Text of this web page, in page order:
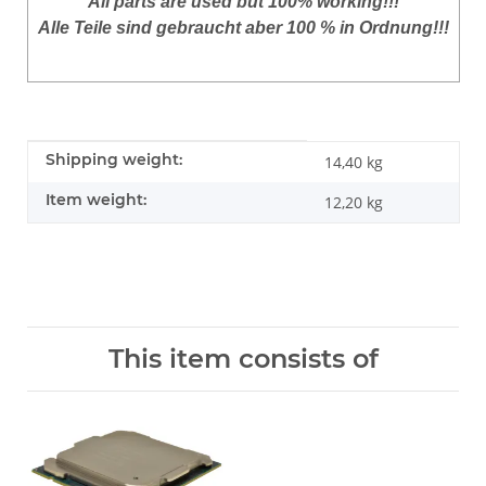
Alle Teile sind gebraucht aber 100 % in Ordnung!!!
Item information
Value
Shipping weight: 14,40 kg
Item weight: 12,20 kg
This item consists of